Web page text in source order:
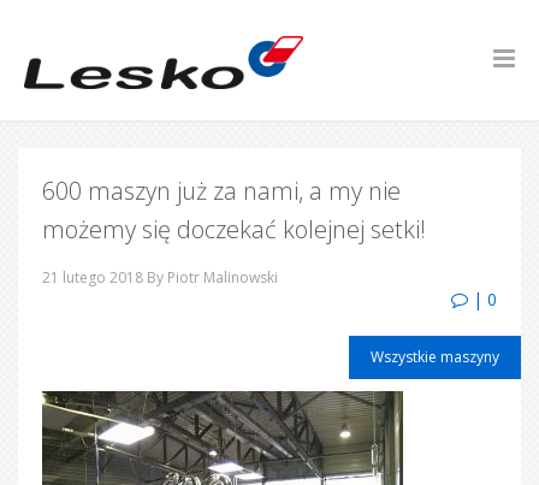
600 maszyn już za nami, a my nie
możemy się doczekać kolejnej setki!
21 lutego 2018 By Piotr Malinowski
| 0
Wszystkie maszyny